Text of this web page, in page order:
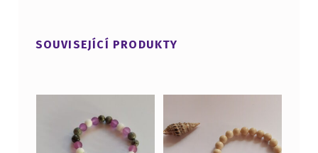
SOUVISEJÍCÍ PRODUKTY